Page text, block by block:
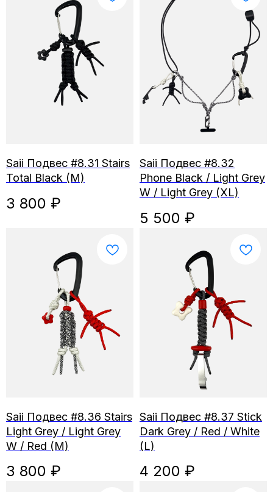
Saii Подвес #8.31 Stairs
Total Black (M)
3 800 ₽
Saii Подвес #8.32
Phone Black / Light Grey
W / Light Grey (XL)
5 500 ₽
Saii Подвес #8.36 Stairs
Light Grey / Light Grey
W / Red (M)
3 800 ₽
Saii Подвес #8.37 Stick
Dark Grey / Red / White
(L)
4 200 ₽